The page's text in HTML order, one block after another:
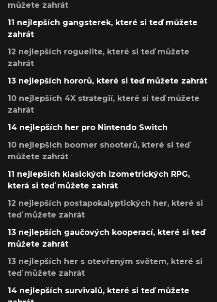
můžete zahrát
11 nejlepších gangsterek, které si teď můžete
zahrát
12 nejlepších roguelite, které si teď můžete
zahrát
13 nejlepších hororů, které si teď můžete zahrát
10 nejlepších 4X strategií, které si teď můžete
zahrát
14 nejlepších her pro Nintendo Switch
10 nejlepších boomer shooterů, které si teď
můžete zahrát
11 nejlepších klasických izometrických RPG,
která si teď můžete zahrát
12 nejlepších postapokalyptických her, které si
teď můžete zahrát
13 nejlepších gaučových kooperací, které si teď
můžete zahrát
13 nejlepších her s otevřeným světem, které si
teď můžete zahrát
14 nejlepších survivalů, které si teď můžete